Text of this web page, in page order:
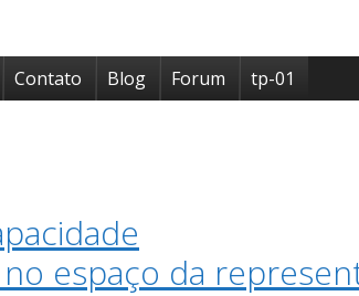
Contato Blog Forum tp-01
espaço da